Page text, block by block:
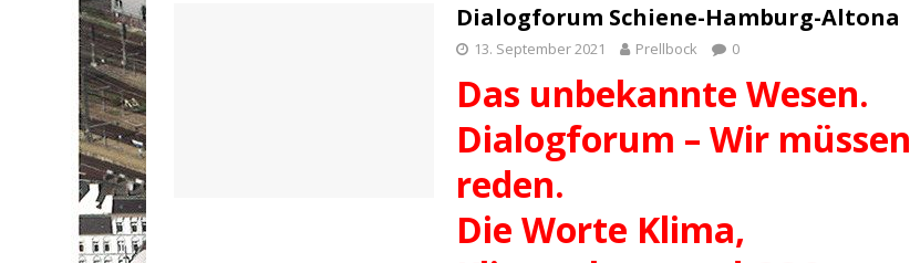
Dialogforum Schiene-Hamburg-Altona
13. September 2021 Prellbock 0
Das unbekannte Wesen.
Dialogforum – Wir müssen
reden.
Die Worte Klima,